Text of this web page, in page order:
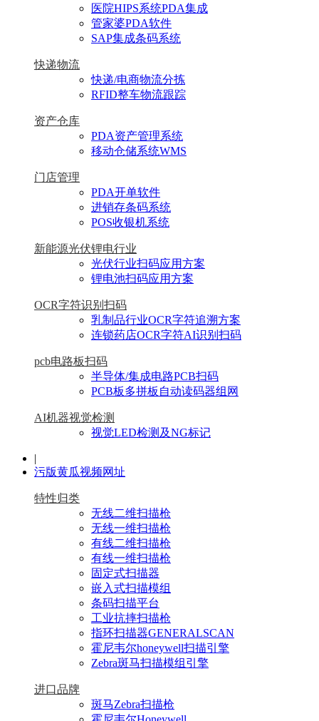
医院HIPS系统PDA集成
管家婆PDA软件
SAP集成条码系统
快递物流
快递/电商物流分拣
RFID整车物流跟踪
资产仓库
PDA资产管理系统
移动仓储系统WMS
门店管理
PDA开单软件
进销存条码系统
POS收银机系统
新能源光伏锂电行业
光伏行业扫码应用方案
锂电池扫码应用方案
OCR字符识别扫码
乳制品行业OCR字符追溯方案
连锁药店OCR字符AI识别扫码
pcb电路板扫码
半导体/集成电路PCB扫码
PCB板多拼板自动读码器组网
AI机器视觉检测
视觉LED检测及NG标记
|
污版黄瓜视频网址
特性归类
无线二维扫描枪
无线一维扫描枪
有线二维扫描枪
有线一维扫描枪
固定式扫描器
嵌入式扫描模组
条码扫描平台
工业抗摔扫描枪
指环扫描器GENERALSCAN
霍尼韦尔honeywell扫描引擎
Zebra斑马扫描模组引擎
进口品牌
斑马Zebra扫描枪